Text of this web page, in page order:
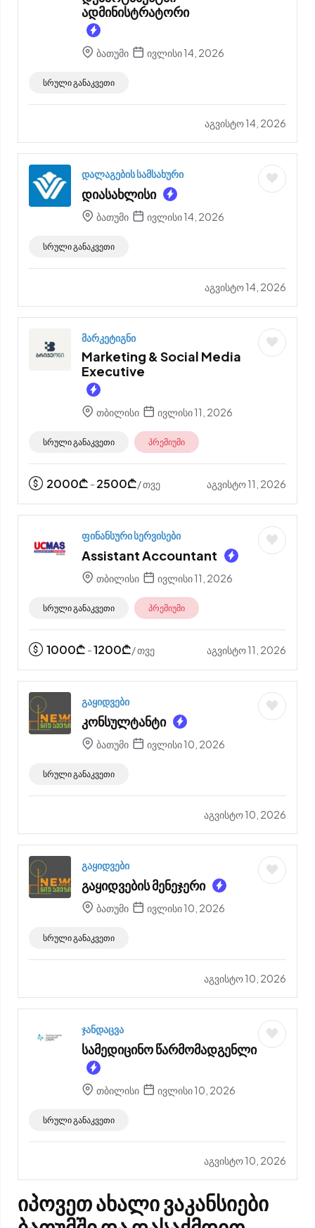
ადმინისტრატორი
ბათუმი ივლისი 14, 2026
სრული განაკვეთი
აგვისტო 14, 2026
დალაგების სამსახური
დიასახლისი
ბათუმი ივლისი 14, 2026
სრული განაკვეთი
აგვისტო 14, 2026
მარკეტიგნი
Marketing & Social Media
Executive
თბილისი ივლისი 11, 2026
სრული განაკვეთი პრემიუმი
2000₾ - 2500₾/ თვე აგვისტო 11, 2026
ფინანსური სერვისები
Assistant Accountant
თბილისი ივლისი 11, 2026
სრული განაკვეთი პრემიუმი
1000₾ -1200₾/ თვე აგვისტო 11, 2026
გაყიდვები
კონსულტანტი
ბათუმი ივლისი 10, 2026
სრული განაკვეთი
აგვისტო 10, 2026
გაყიდვები
გაყიდვების მენეჯერი
ბათუმი ივლისი 10, 2026
სრული განაკვეთი
აგვისტო 10, 2026
ჯანდაცვა
სამედიცინო წარმომადგენლი
თბილისი ივლისი 10, 2026
სრული განაკვეთი
აგვისტო 10, 2026
იპოვეთახალი ვაკანსიები